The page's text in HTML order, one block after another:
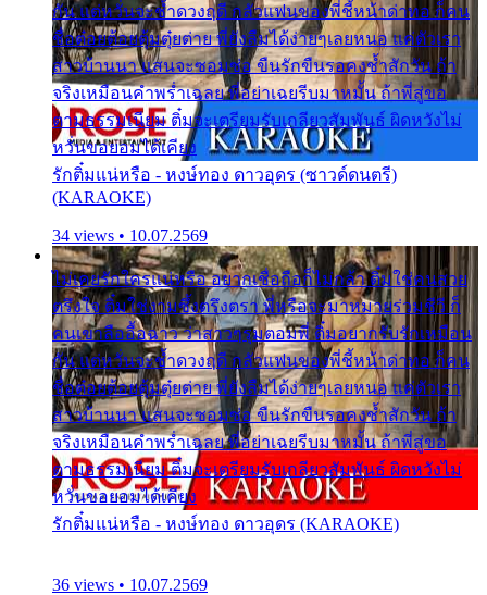
กัน แต่หวั่นจะช้ำดวงฤดี กลัวแฟนของพี่ชี้หน้าด่าทอ ก็คน
ชื่อต๋อยต้อยตุ้มตุ๋ยต่าย พี่ยังลืมได้ง่ายๆเลยหนอ แค่ตัวเรา
สาวบ้านนา แสนจะซอมซ่อ ขืนรักขืนรอคงช้ำสักวัน ถ้า
จริงเหมือนคำพร่ำเฉลย พี่อย่าเฉยรีบมาหมั้น ถ้าพี่สู่ขอ
ตามธรรมเนียม ติ๋มจะเตรียมรับเกลียวสัมพันธ์ ผิดหวังไม่
หวั่นขอยอมได้เคียง
รักติ๋มแน่หรือ - หงษ์ทอง ดาวอุดร (ซาวด์ดนตรี)
(KARAOKE)
34 views • 10.07.2569
ไม่เคยรักใครแน่หรือ อยากเชื่อถือก็ไม่กล้า ติ๋มใช่คนสวย
ตรึงใจ ติ๋มใช่งามซึ้งตรึงตรา พี่หรือจะมาหมายร่วมชีวี ก็
คนเขาลืออื้อฉาว ว่าสาวๆรุมตอมพี่ ติ๋มอยากรับรักเหมือน
กัน แต่หวั่นจะช้ำดวงฤดี กลัวแฟนของพี่ชี้หน้าด่าทอ ก็คน
ชื่อต๋อยต้อยตุ้มตุ๋ยต่าย พี่ยังลืมได้ง่ายๆเลยหนอ แค่ตัวเรา
สาวบ้านนา แสนจะซอมซ่อ ขืนรักขืนรอคงช้ำสักวัน ถ้า
จริงเหมือนคำพร่ำเฉลย พี่อย่าเฉยรีบมาหมั้น ถ้าพี่สู่ขอ
ตามธรรมเนียม ติ๋มจะเตรียมรับเกลียวสัมพันธ์ ผิดหวังไม่
หวั่นขอยอมได้เคียง
รักติ๋มแน่หรือ - หงษ์ทอง ดาวอุดร (KARAOKE)
36 views • 10.07.2569